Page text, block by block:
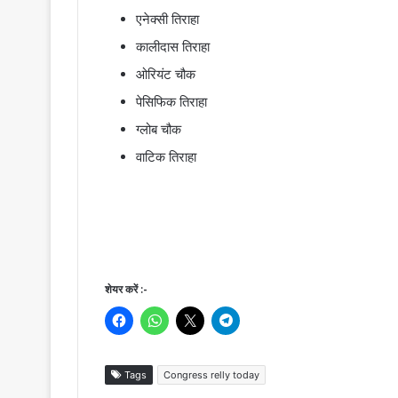
एनेक्सी तिराहा
कालीदास तिराहा
ओरियंट चौक
पेसिफिक तिराहा
ग्लोब चौक
वाटिक तिराहा
शेयर करें :-
Tags Congress relly today